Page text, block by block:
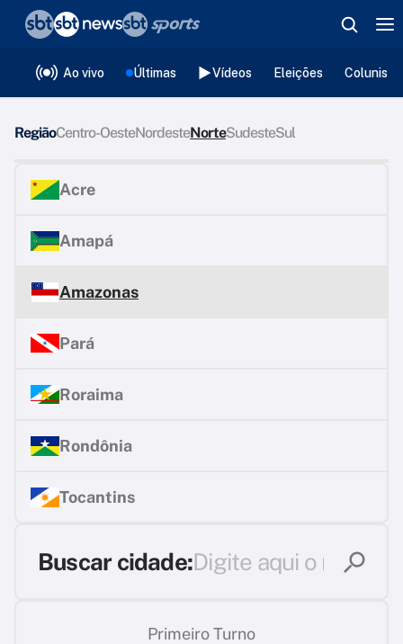
Ao vivo Últimas Vídeos Eleições
RegiãoCentro-OesteNordesteNorteSudesteSul
Acre
Amapá
Amazonas
Pará
Roraima
Rondônia
Tocantins
Buscar cidade:
Primeiro Turno
❮voltar
Editorias